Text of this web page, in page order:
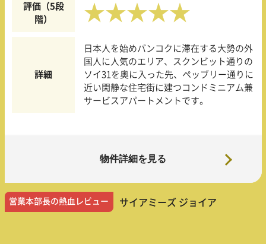
評価（5段
階）
★★★★★
詳細
日本人を始めバンコクに滞在する大勢の外
国人に人気のエリア、スクンビット通りの
ソイ31を奥に入った先、ペッブリー通りに
近い閑静な住宅街に建つコンドミニアム兼
サービスアパートメントです。
物件詳細を見る
営業本部長の熱血レビュー サイアミーズ ジョイア